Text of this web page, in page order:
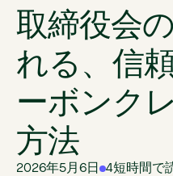
取締役会
れる、信
ーボンク
方法
2026年5月6日 4短時間で